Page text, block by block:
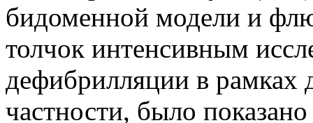
бидоменной модели и
толчок интенсивным
дефибрилляции в рамках
частности, было показано